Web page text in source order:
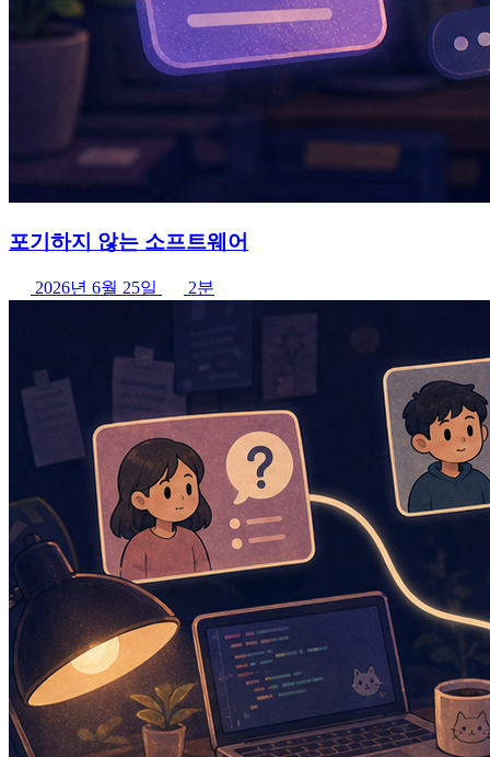
포기하지 않는 소프트웨어
2026년 6월 25일 2분